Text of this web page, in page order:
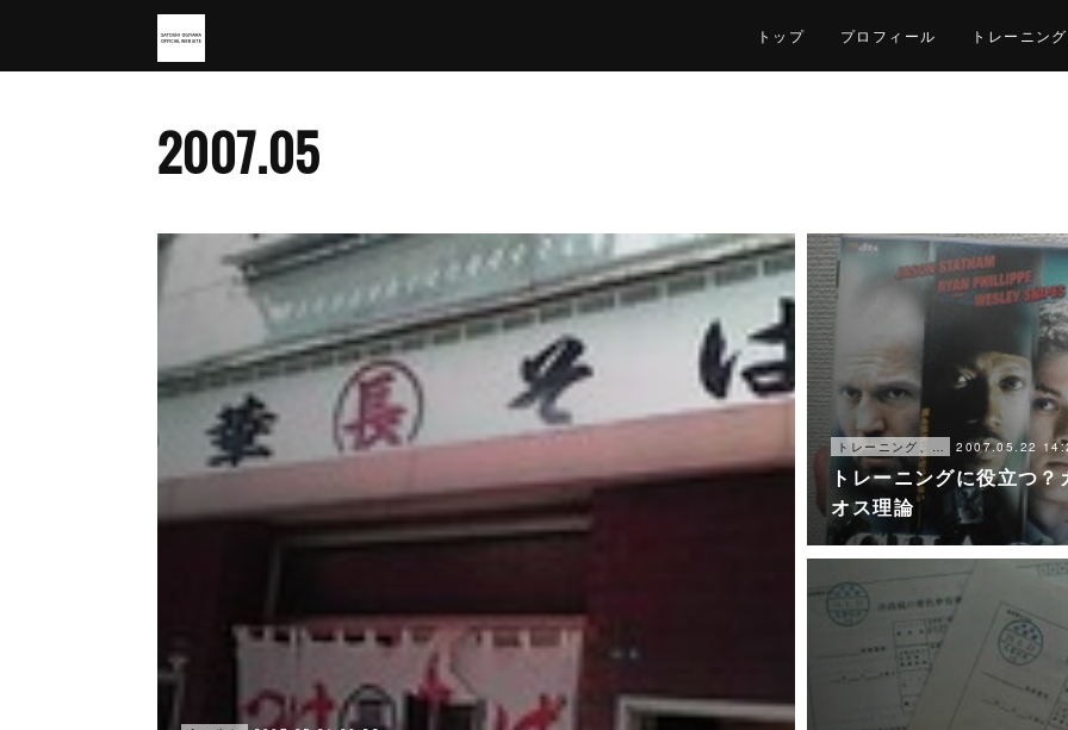
トップ プロフィール トレーニン
2007.05
トレーニング、仕事 2007.05.22
トレーニングに役立つ？
オス理論